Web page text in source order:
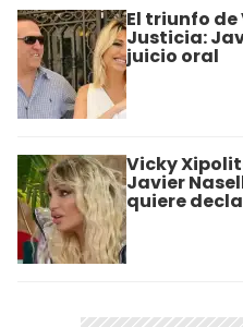
El triunfo
Justicia:
juicio oral
Vicky
Javier
quiere